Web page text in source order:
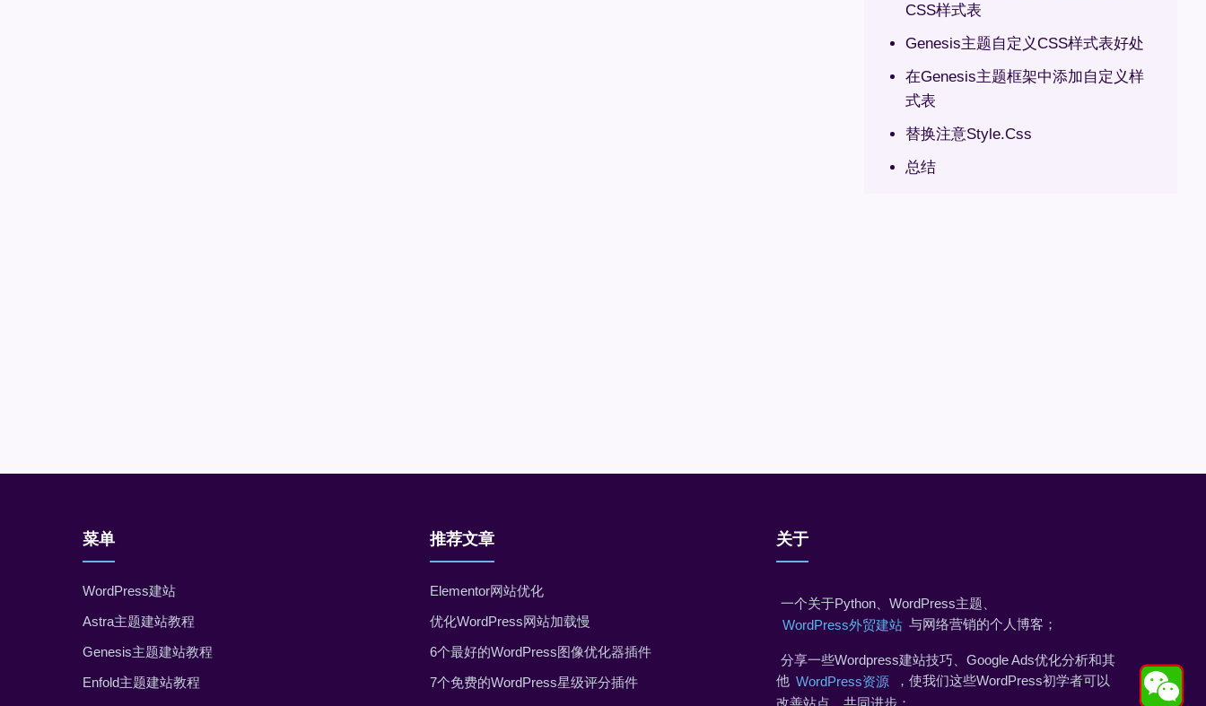
CSS样式表
Genesis主题自定义CSS样式表好处
在Genesis主题框架中添加自定义样
式表
替换注意Style.Css
总结
菜单
WordPress建站
Astra主题建站教程
Genesis主题建站教程
Enfold主题建站教程
推荐文章
Elementor网站优化
优化WordPress网站加载慢
6个最好的WordPress图像优化器插件
7个免费的WordPress星级评分插件
关于
一个关于Python、WordPress主题、
WordPress外贸建站 与网络营销的个人博客；
分享一些Wordpress建站技巧、Google Ads优化分析和其
他 WordPress资源
，使我们这些WordPress初学者可以
改善站点，共同进步；